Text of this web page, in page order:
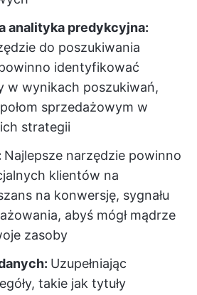
analityka predykcyjna:
do poszukiwania
identyfikować
w wynikach poszukiwań,
sprzedażowym w
strategii
Najlepsze narzędzie powinno
klientów na
na konwersję, sygnału
abyś mógł mądrze
zasoby
Uzupełniając
takie jak tytuły